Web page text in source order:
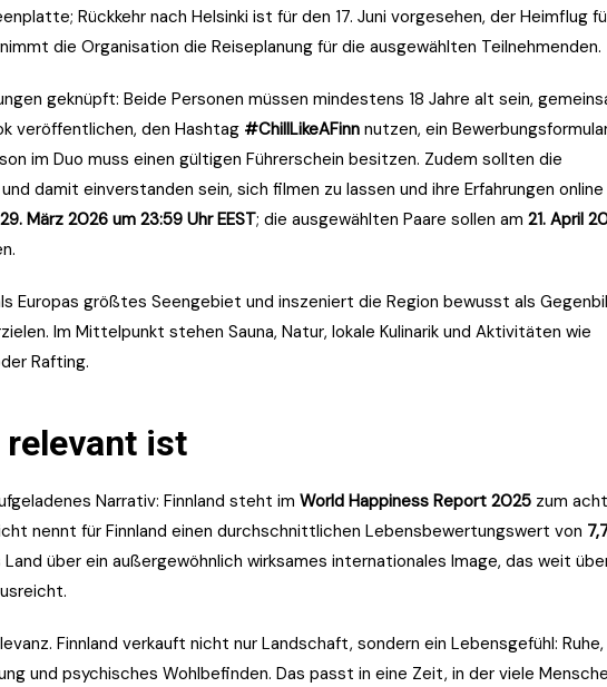
Rückkehr nach Helsinki ist für den 17. Juni vorgesehen, der Heimflug
die Organisation die Reiseplanung für die ausgewählten Teilnehmenden.
geknüpft: Beide Personen müssen mindestens 18 Jahre alt sein,
veröffentlichen, den Hashtag #ChillLikeAFinn nutzen, ein
im Duo muss einen gültigen Führerschein besitzen. Zudem sollten die
damit einverstanden sein, sich filmen zu lassen und ihre Erfahrungen online
29. März 2026 um 23:59 Uhr EEST; die ausgewählten Paare sollen am 21. April
Europas größtes Seengebiet und inszeniert die Region bewusst als
Im Mittelpunkt stehen Sauna, Natur, lokale Kulinarik und Aktivitäten wie
Rafting.
ist
Narrativ: Finnland steht im World Happiness Report 2025 zum
nennt für Finnland einen durchschnittlichen Lebensbewertungswert von
über ein außergewöhnlich wirksames internationales Image, das weit
Finnland verkauft nicht nur Landschaft, sondern ein Lebensgefühl: Ruhe,
und psychisches Wohlbefinden. Das passt in eine Zeit, in der viele